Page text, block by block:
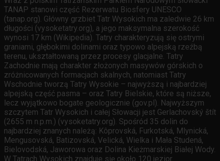
TANAP stanowi część Rezerwatu Biosfery UNESCO
(tanap.org). Główny grzbiet Tatr Wysokich ma zaledwie 26 km
długości (vysoketatry.org), a jego maksymalna szerokość
wynosi 17 km (Wikipedia). Tatry charakteryzują się ostrymi
graniami, głębokimi dolinami oraz typowo alpejską rzeźbą
terenu, ukształtowaną przez procesy glacjalne. Tatry
Zachodnie mają charakter złożonych masywów górskich o
zróżnicowanych formacjach skalnych, natomiast Tatry
Wschodnie tworzą Tatry Wysokie – najwyższą i najbardziej
alpejską część pasma – oraz Tatry Bielskie, które są niższe,
lecz wyjątkowo bogate geologicznie (gov.pl). Najwyższym
szczytem Tatr Wysokich i całej Słowacji jest Gerlachovský štít
(2655 m n.p.m.) (vysoketatry.org). Spośród 35 dolin do
najbardziej znanych należą: Kôprovská, Furkotská, Mlynická,
Mengusovská, Batizovská, Velická, Wielka i Mała Studená,
Bielovodská, Jaworowa oraz Dolina Kieżmarskiej Białej Wody.
W Tatrach Wysokich znajduje się około 120 jezior